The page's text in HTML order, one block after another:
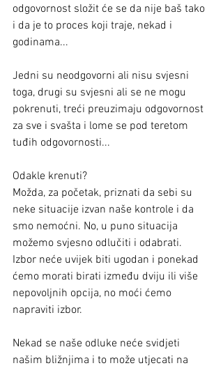
odgovornost složit će se da nije baš tako
i da je to proces koji traje, nekad i
godinama...
Jedni su neodgovorni ali nisu svjesni
toga, drugi su svjesni ali se ne mogu
pokrenuti, treći preuzimaju odgovornost
za sve i svašta i lome se pod teretom
tuđih odgovornosti...
Odakle krenuti?
Možda, za početak, priznati da sebi su
neke situacije izvan naše kontrole i da
smo nemoćni. No, u puno situacija
možemo svjesno odlučiti i odabrati.
Izbor neće uvijek biti ugodan i ponekad
ćemo morati birati između dviju ili više
nepovoljnih opcija, no moći ćemo
napraviti izbor.
Nekad se naše odluke neće svidjeti
našim bližnjima i to može utjecati na